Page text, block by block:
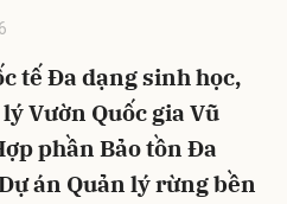
tế Đa dạng sinh học,
Vườn Quốc gia Vũ
phần Bảo tồn Đa
án Quản lý rừng bền